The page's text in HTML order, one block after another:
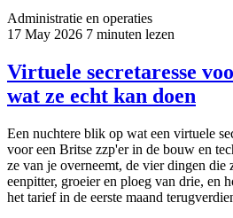
Administratie en operaties
17 May 2026 7 minuten lezen
Virtuele secretaresse
wat ze echt kan doen
Een nuchtere blik op wat een virtuele
voor een Britse zzp'er in de bouw en
ze van je overneemt, de vier dingen die
eenpitter, groeier en ploeg van drie, en
het tarief in de eerste maand